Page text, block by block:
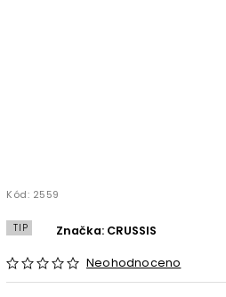
Kód: 2559
TIP
Neohodnoceno
Značka: CRUSSIS